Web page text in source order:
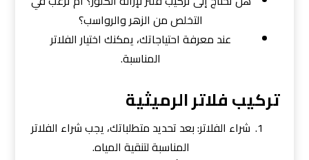
التخلص من الزهر والرواسب؟
عند معرفة احتياجاتك، يمكنك اختيار الفلاتر
المناسبة.
تركيب فلاتر الرميثية
شراء الفلاتر: بعد تحديد متطلباتك، يجب شراء الفلاتر
المناسبة لتنقية المياه.